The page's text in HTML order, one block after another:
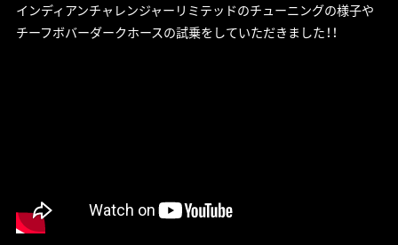
インディアンチャレンジャーリミテッドのチューニングの様子や
チーフボバーダークホースの試乗をしていただきました！！